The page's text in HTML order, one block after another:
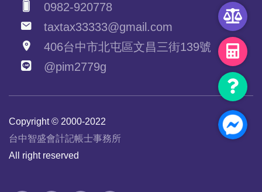
0982-920778
taxtax33333@gmail.com
406台中市北屯區文昌三街139號
@pim2779g
Copyright © 2000-2022
台中智盛會計記帳士事務所
All right reserved